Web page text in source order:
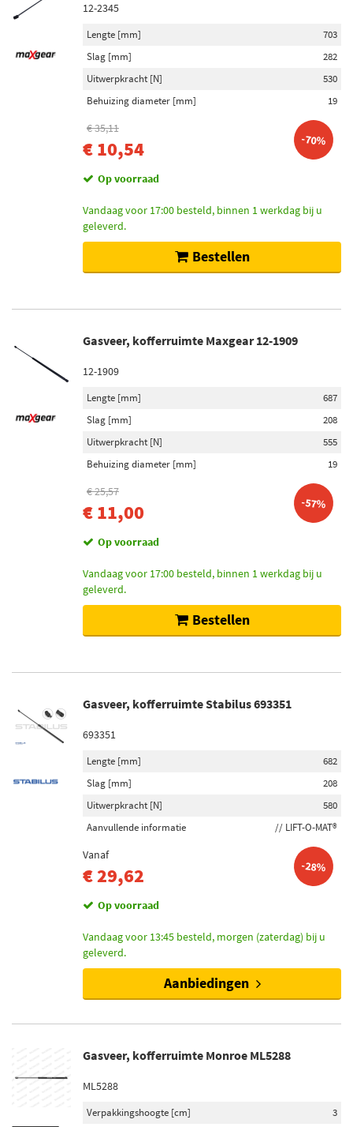
12-2345
Lengte [mm]
703
Slag [mm]
282
Uitwerpkracht [N]
530
Behuizing diameter [mm]
19
€ 35,11
€ 10,54 -70%
Op voorraad
Vandaag voor 17:00 besteld, binnen 1 werkdag bij u
geleverd.
Bestellen
Gasveer, kofferruimte Maxgear 12-1909
12-1909
Lengte [mm]
687
Slag [mm]
208
Uitwerpkracht [N]
555
Behuizing diameter [mm]
19
€ 25,57
€ 11,00 -57%
Op voorraad
Vandaag voor 17:00 besteld, binnen 1 werkdag bij u
geleverd.
Bestellen
Gasveer, kofferruimte Stabilus 693351
693351
Lengte [mm]
682
Slag [mm]
208
Uitwerpkracht [N]
580
Aanvullende informatie
// LIFT-O-MAT®
Vanaf
€ 29,62 -28%
Op voorraad
Vandaag voor 13:45 besteld, morgen (zaterdag) bij u
geleverd.
Aanbiedingen
Gasveer, kofferruimte Monroe ML5288
ML5288
Verpakkingshoogte [cm]
3